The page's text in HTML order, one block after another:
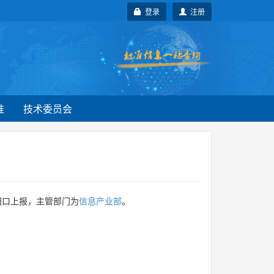
注册
登录
技术委员会
口上报，主管部门为信息产业部。